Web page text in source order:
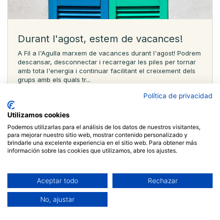
Durant l'agost, estem de vacances!
A Fil a l'Agulla marxem de vacances durant l'agost! Podrem
descansar, desconnectar i recarregar les piles per tornar
amb tota l'energia i continuar facilitant el creixement dels
grups amb els quals tr...
Política de privacidad
Utilizamos cookies
Podemos utilizarlas para el análisis de los datos de nuestros visitantes,
para mejorar nuestro sitio web, mostrar contenido personalizado y
brindarle una excelente experiencia en el sitio web. Para obtener más
información sobre las cookies que utilizamos, abre los ajustes.
Aceptar todo Rechazar
No, ajustar